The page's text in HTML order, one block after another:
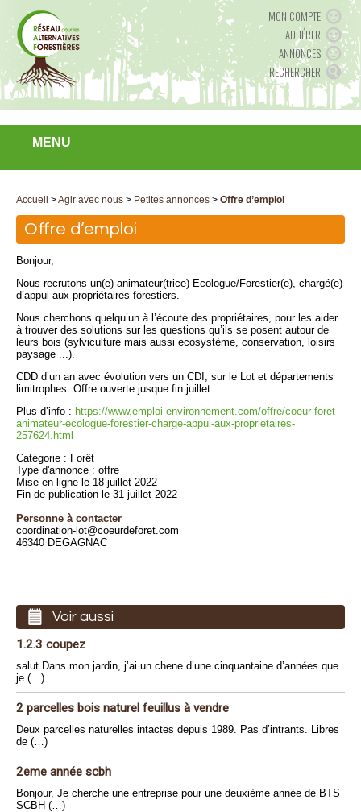
MON COMPTE
ADHÉRER
ANNONCES
RECHERCHER
MENU
Accueil >Agir avec nous > Petites annonces > Offre d’emploi
Offre d’emploi
Bonjour,
Nous recrutons un(e) animateur(trice) Ecologue/Forestier(e), chargé(e)
d’appui aux propriétaires forestiers.
Nous cherchons quelqu’un à l’écoute des propriétaires, pour les aider
à trouver des solutions sur les questions qu’ils se posent autour de
leurs bois (sylviculture mais aussi ecosystème, conservation, loisirs
paysage ...).
CDD d’un an avec évolution vers un CDI, sur le Lot et départements
limitrophes. Offre ouverte jusque fin juillet.
Plus d’info : https://www.emploi-environnement.com/offre/coeur-foret-
animateur-ecologue-forestier-charge-appui-aux-proprietaires-
257624.html
Catégorie : Forêt
Type d'annonce : offre
Mise en ligne le 18 juillet 2022
Fin de publication le 31 juillet 2022
Personne à contacter
coordination-lot@coeurdeforet.com
46340 DEGAGNAC
Voir aussi
1.2.3 coupez
salut Dans mon jardin, j’ai un chene d’une cinquantaine d’années que
je (…)
2 parcelles bois naturel feuillus à vendre
Deux parcelles naturelles intactes depuis 1989. Pas d’intrants. Libres
de (…)
2eme année scbh
Bonjour, Je cherche une entreprise pour une deuxième année de BTS
SCBH (…)